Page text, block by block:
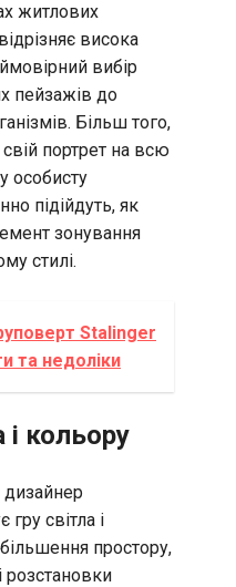
житлових
висока
вибір
пейзажів до
Більш того,
портрет на всю
особисту
підійдуть, як
зонування
стилі.
Stalinger
та недоліки
і кольору
світла і
простору,
розстановки